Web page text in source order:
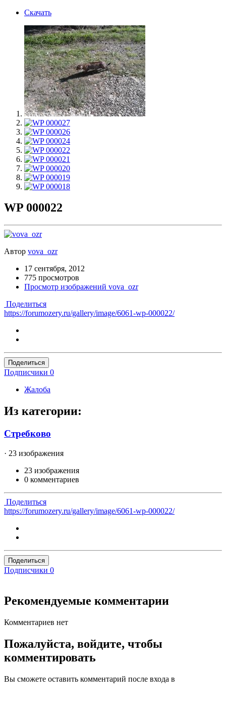
Скачать
WP 000022
Автор vova_ozr
17 сентября, 2012
775 просмотров
Просмотр изображений vova_ozr
Поделиться
https://forumozery.ru/gallery/image/6061-wp-000022/
Поделиться
Подписчики 0
Жалоба
Из категории:
Стребково
· 23 изображения
23 изображения
0 комментариев
Поделиться
https://forumozery.ru/gallery/image/6061-wp-000022/
Поделиться
Подписчики 0
Рекомендуемые комментарии
Комментариев нет
Пожалуйста, войдите, чтобы
комментировать
Вы сможете оставить комментарий после входа в